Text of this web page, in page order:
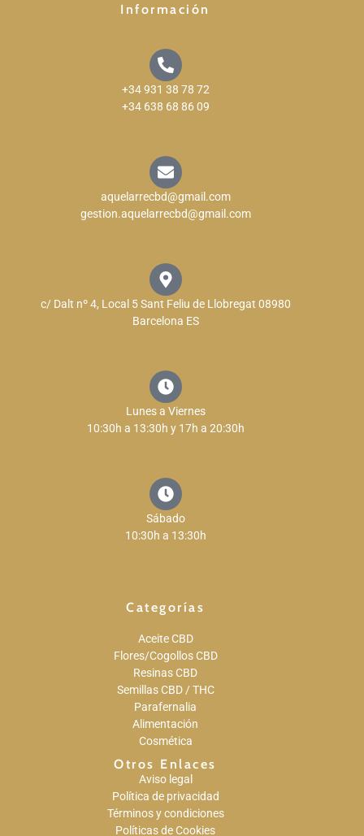
Información
+34 931 38 78 72
+34 638 68 86 09
aquelarrecbd@gmail.com
gestion.aquelarrecbd@gmail.com
c/ Dalt nº 4, Local 5 Sant Feliu de Llobregat 08980
Barcelona ES
Lunes a Viernes
10:30h a 13:30h y 17h a 20:30h
Sábado
10:30h a 13:30h
Categorías
Aceite CBD
Flores/Cogollos CBD
Resinas CBD
Semillas CBD / THC
Parafernalia
Alimentación
Cosmética
Otros Enlaces
Aviso legal
Política de privacidad
Términos y condiciones
Políticas de Cookies